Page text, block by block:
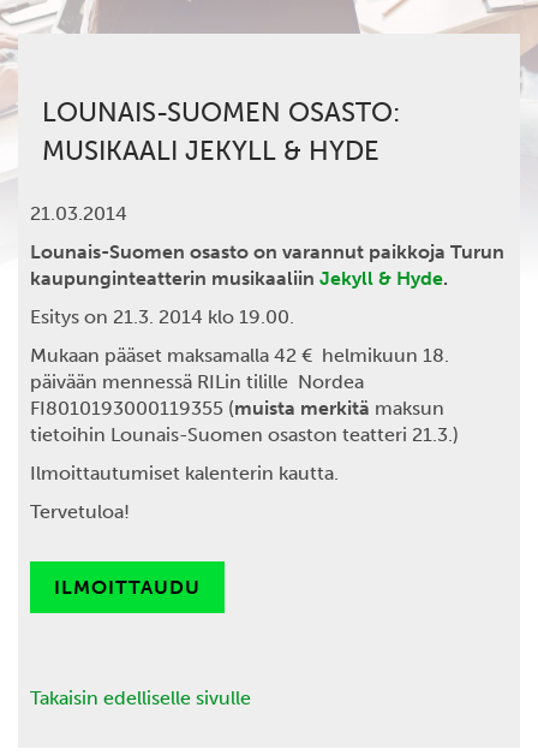
LOUNAIS-SUOMEN OSASTO:
MUSIKAALI JEKYLL & HYDE
21.03.2014
Lounais-Suomen osasto on varannut paikkoja Turun
kaupunginteatterin musikaaliin Jekyll & Hyde.
Esitys on 21.3. 2014 klo 19.00.
Mukaan pääset maksamalla 42 € helmikuun 18.
päivään mennessä RILin tilille Nordea
FI8010193000119355 (muista merkitä maksun
tietoihin Lounais-Suomen osaston teatteri 21.3.)
Ilmoittautumiset kalenterin kautta.
Tervetuloa!
ILMOITTAUDU
Takaisin edelliselle sivulle